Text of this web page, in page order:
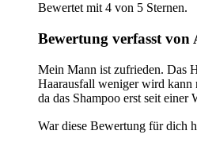
Bewertet mit 4 von 5 Sternen.
Bewertung verfasst von
Mein Mann ist zufrieden. Das
Haarausfall weniger wird kann
da das Shampoo erst seit einer
War diese Bewertung für dich